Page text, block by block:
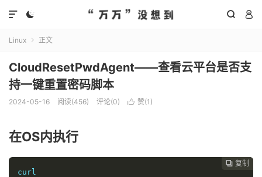
  

Linux  正文
CloudResetPwdAgent——查看云平台是否支
持一键重置密码脚本
2024-05-16 阅读(456) 评论(0)  赞(1 )
在OS内执行
 复制
 复制
 复制
curl